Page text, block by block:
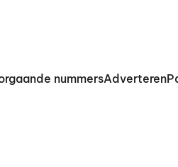
nummersAdverteren